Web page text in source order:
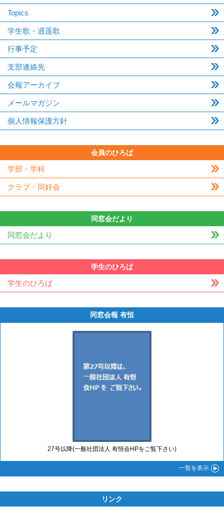
Topics
学生歌・逍遥歌
行事予定
支部連絡先
会報アーカイブ
メールマガジン
個人情報保護方針
会員のひろば
学部・学科
クラブ・同好会
同窓会だより
同窓会だより
学生のひろば
学生のひろば
同窓会報 有恒
27号以降(一般社団法人 有恒会HPをご覧下さい)
一覧を表示
リンク